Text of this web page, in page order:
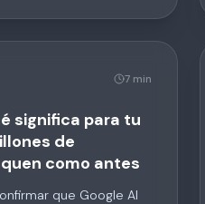
7 min
significa para tu
de
como antes
que Google AI